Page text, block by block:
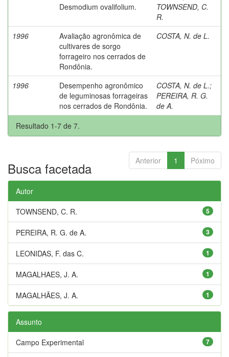
Desmodium ovalifolium.
TOWNSEND, C.
R.
1996
Avaliação agronômica de
cultivares de sorgo
forrageiro nos cerrados de
Rondônia.
COSTA, N. de L.
1996
Desempenho agronômico
de leguminosas forrageiras
nos cerrados de Rondônia.
COSTA, N. de L.;
PEREIRA, R. G.
de A.
Resultado 1-7 de 7.
Anterior 1 Póximo
Busca facetada
Autor
5
TOWNSEND, C. R.
3
PEREIRA, R. G. de A.
1
LEONIDAS, F. das C.
1
MAGALHAES, J. A.
1
MAGALHÃES, J. A.
Assunto
7
Campo Experimental